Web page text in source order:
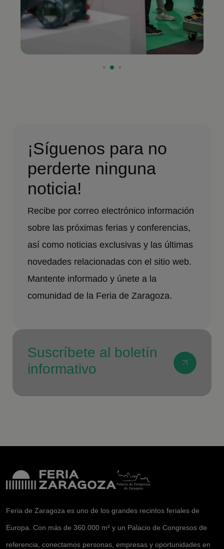
¡Síguenos para no
perderte ninguna
noticia!
Recibe por correo electrónico información
sobre las próximas ferias y conferencias,
así como noticias exclusivas y las últimas
novedades relacionadas con el sitio web.
Mantente informado y únete a la
comunidad de la Feria de Zaragoza.
Suscríbete al boletín
informativo
Feria de Zaragoza es uno de los grandes recintos feriales de
Europa. Con más de 360.000 m² y un Palacio de Congresos de
referencia, conectamos personas, empresas y oportunidades en